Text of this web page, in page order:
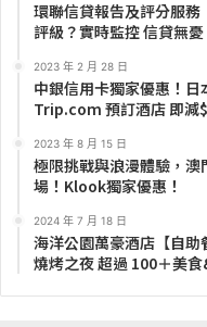
環聯信貸報告及評分服
評級？實時監控 信貸無憂
2023 年 2 月 28 日
中銀信用卡獨家優惠！
Trip.com 預訂酒店 即減
2023 年 8 月 15 日
極限挑戰與浪漫體驗，
場！Klook獨家優惠！
2024 年 7 月 18 日
海洋公園萬豪酒店【自
燒烤之夜 超過 100＋美